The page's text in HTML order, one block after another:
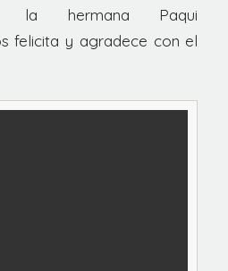
la hermana Paqui
felicita y agradece con el